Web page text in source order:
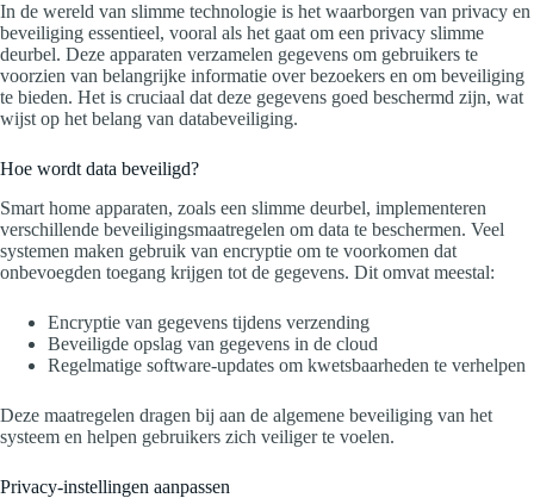
In de wereld van slimme technologie is het waarborgen van privacy en
beveiliging essentieel, vooral als het gaat om een privacy slimme
deurbel. Deze apparaten verzamelen gegevens om gebruikers te
voorzien van belangrijke informatie over bezoekers en om beveiliging
te bieden. Het is cruciaal dat deze gegevens goed beschermd zijn, wat
wijst op het belang van databeveiliging.
Hoe wordt data beveiligd?
Smart home apparaten, zoals een slimme deurbel, implementeren
verschillende beveiligingsmaatregelen om data te beschermen. Veel
systemen maken gebruik van encryptie om te voorkomen dat
onbevoegden toegang krijgen tot de gegevens. Dit omvat meestal:
Encryptie van gegevens tijdens verzending
Beveiligde opslag van gegevens in de cloud
Regelmatige software-updates om kwetsbaarheden te verhelpen
Deze maatregelen dragen bij aan de algemene beveiliging van het
systeem en helpen gebruikers zich veiliger te voelen.
Privacy-instellingen aanpassen